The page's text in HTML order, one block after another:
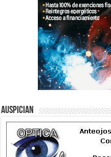
Auspician